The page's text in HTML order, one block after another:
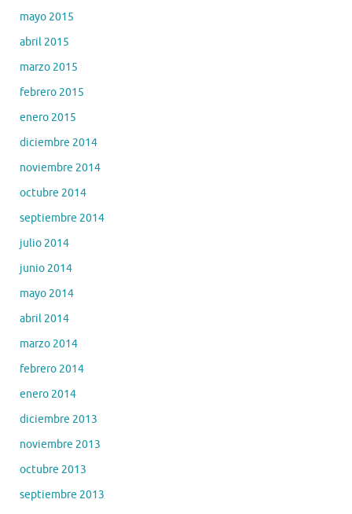
mayo 2015
abril 2015
marzo 2015
febrero 2015
enero 2015
diciembre 2014
noviembre 2014
octubre 2014
septiembre 2014
julio 2014
junio 2014
mayo 2014
abril 2014
marzo 2014
febrero 2014
enero 2014
diciembre 2013
noviembre 2013
octubre 2013
septiembre 2013